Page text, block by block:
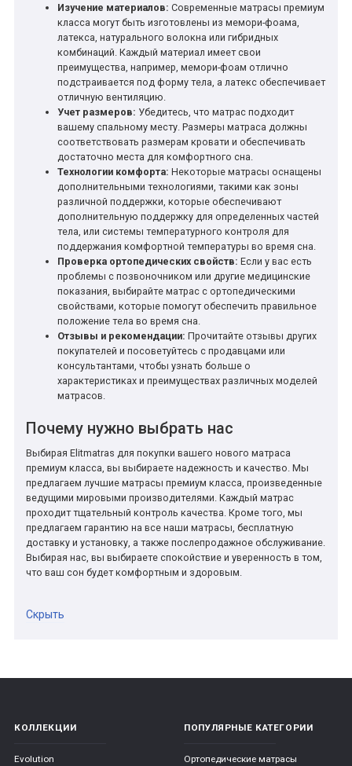
Изучение материалов: Современные матрасы премиум
класса могут быть изготовлены из мемори-фоама,
латекса, натурального волокна или гибридных
комбинаций. Каждый материал имеет свои
преимущества, например, мемори-фоам отлично
подстраивается под форму тела, а латекс обеспечивает
отличную вентиляцию.
Учет размеров: Убедитесь, что матрас подходит
вашему спальному месту. Размеры матраса должны
соответствовать размерам кровати и обеспечивать
достаточно места для комфортного сна.
Технологии комфорта: Некоторые матрасы оснащены
дополнительными технологиями, такими как зоны
различной поддержки, которые обеспечивают
дополнительную поддержку для определенных частей
тела, или системы температурного контроля для
поддержания комфортной температуры во время сна.
Проверка ортопедических свойств: Если у вас есть
проблемы с позвоночником или другие медицинские
показания, выбирайте матрас с ортопедическими
свойствами, которые помогут обеспечить правильное
положение тела во время сна.
Отзывы и рекомендации: Прочитайте отзывы других
покупателей и посоветуйтесь с продавцами или
консультантами, чтобы узнать больше о
характеристиках и преимуществах различных моделей
матрасов.
Почему нужно выбрать нас
Выбирая Elitmatras для покупки вашего нового матраса
премиум класса, вы выбираете надежность и качество. Мы
предлагаем лучшие матрасы премиум класса, произведенные
ведущими мировыми производителями. Каждый матрас
проходит тщательный контроль качества. Кроме того, мы
предлагаем гарантию на все наши матрасы, бесплатную
доставку и установку, а также послепродажное обслуживание.
Выбирая нас, вы выбираете спокойствие и уверенность в том,
что ваш сон будет комфортным и здоровым.
Скрыть
КОЛЛЕКЦИИ
Evolution
ПОПУЛЯРНЫЕ КАТЕГОРИИ
Ортопедические матрасы